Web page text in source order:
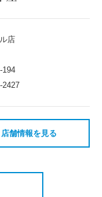
店
194
2427
店舗情報を見る